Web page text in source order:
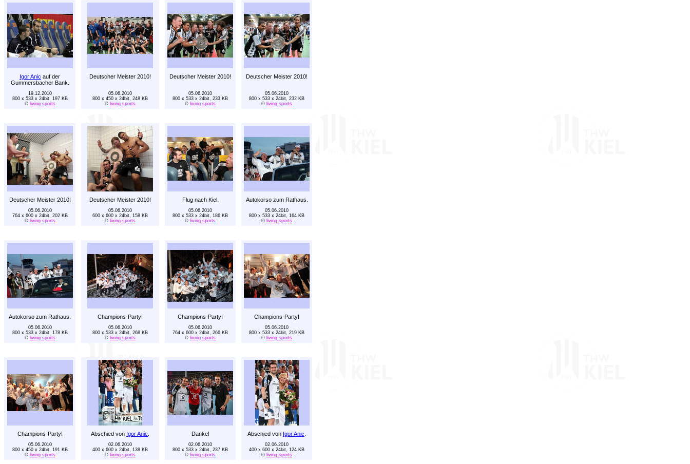
Igor Anic auf der
Gummersbacher Bank.
Deutscher Meister 2010! Deutscher Meister 2010! Deutscher Meister 2010!
19.12.2010
800 x 533 x 24bit, 197 KB
© living sports
05.06.2010
800 x 450 x 24bit, 248 KB
© living sports
05.06.2010
800 x 533 x 24bit, 233 KB
© living sports
05.06.2010
800 x 533 x 24bit, 232 KB
© living sports
Deutscher Meister 2010! Deutscher Meister 2010! Flug nach Kiel. Autokorso zum Rathaus.
05.06.2010
764 x 600 x 24bit, 202 KB
© living sports
05.06.2010
600 x 600 x 24bit, 158 KB
© living sports
05.06.2010
800 x 533 x 24bit, 186 KB
© living sports
05.06.2010
800 x 533 x 24bit, 164 KB
© living sports
Autokorso zum Rathaus. Champions-Party! Champions-Party! Champions-Party!
05.06.2010
800 x 533 x 24bit, 178 KB
© living sports
05.06.2010
800 x 533 x 24bit, 268 KB
© living sports
05.06.2010
764 x 600 x 24bit, 266 KB
© living sports
05.06.2010
800 x 533 x 24bit, 219 KB
© living sports
Champions-Party! Abschied von Igor Anic Danke! Abschied von Igor Anic
05.06.2010
800 x 450 x 24bit, 191 KB
© living sports
02.06.2010
400 x 600 x 24bit, 138 KB
© living sports
02.06.2010
800 x 533 x 24bit, 237 KB
© living sports
02.06.2010
400 x 600 x 24bit, 124 KB
© living sports